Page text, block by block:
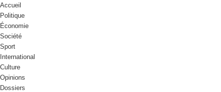
Accueil
Politique
Économie
Société
Sport
International
Culture
Opinions
Dossiers